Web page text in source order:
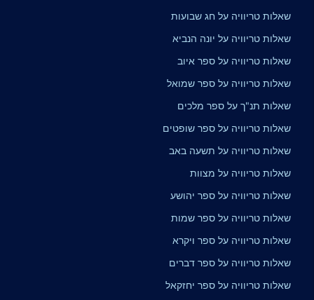
שאלות טריוויה על חג שבועות
שאלות טריוויה על יונה הנביא
שאלות טריוויה על ספר איוב
שאלות טריוויה על ספר שמואל
שאלות תנ"ך על ספר מלכים
שאלות טריוויה על ספר שופטים
שאלות טריוויה על תשעה באב
שאלות טריוויה על מצוות
שאלות טריוויה על ספר יהושע
שאלות טריוויה על ספר שמות
שאלות טריוויה על ספר ויקרא
שאלות טריוויה על ספר דברים
שאלות טריוויה על ספר יחזקאל